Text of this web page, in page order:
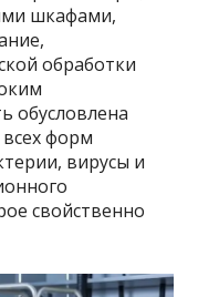
шкафами,
обработки
обусловлена
форм
вирусы и
свойственно